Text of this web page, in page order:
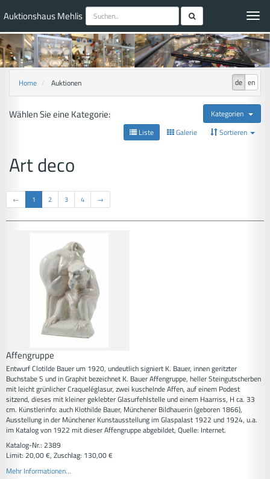
Auktionshaus Mehlis
de en
Home Auktionen
Kategorien
Wählen Sie eine Kategorie:
Liste Galerie Sortieren
Art deco
← 1 2 3 4 →
Affengruppe
Entwurf Clotilde Bauer um 1920, undeutlich signiert K. Bauer, innen geritzter
Buchstabe S und in Graphit bezeichnet K. Bauer Affengruppe, heller Steingutscherben
mit leicht grünlicher Craqueléglasur, zwei kuschelnde Affen, auf einem Podest
sitzend, dieses mit kleiner geklebter Glasurfehlstelle und einem Haarriss, H ca. 33
cm. Künstlerinfo: auch Klothilde Bauer, Münchener Bildhauerin (geboren 1866),
Ausstellung in der Münchener Kunstausstellung im Glaspalast 1922 und 1924, u.a.
im Katalog von 1922 mit dieser Affengruppe abgebildet, Quelle: Internet.
Katalog-Nr.: 2389
Limit: 20,00 €, Zuschlag: 130,00 €
Mehr Informationen...